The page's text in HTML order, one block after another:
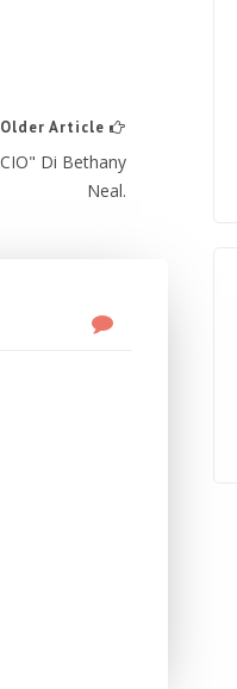
Older Article
Di Bethany
Neal.